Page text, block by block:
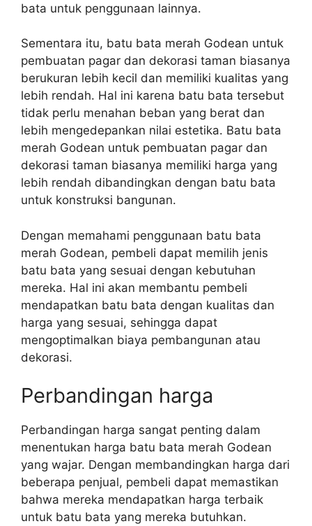
bata untuk penggunaan lainnya.
Sementara itu, batu bata merah Godean untuk
pembuatan pagar dan dekorasi taman biasanya
berukuran lebih kecil dan memiliki kualitas yang
lebih rendah. Hal ini karena batu bata tersebut
tidak perlu menahan beban yang berat dan
lebih mengedepankan nilai estetika. Batu bata
merah Godean untuk pembuatan pagar dan
dekorasi taman biasanya memiliki harga yang
lebih rendah dibandingkan dengan batu bata
untuk konstruksi bangunan.
Dengan memahami penggunaan batu bata
merah Godean, pembeli dapat memilih jenis
batu bata yang sesuai dengan kebutuhan
mereka. Hal ini akan membantu pembeli
mendapatkan batu bata dengan kualitas dan
harga yang sesuai, sehingga dapat
mengoptimalkan biaya pembangunan atau
dekorasi.
Perbandingan harga
Perbandingan harga sangat penting dalam
menentukan harga batu bata merah Godean
yang wajar. Dengan membandingkan harga dari
beberapa penjual, pembeli dapat memastikan
bahwa mereka mendapatkan harga terbaik
untuk batu bata yang mereka butuhkan.